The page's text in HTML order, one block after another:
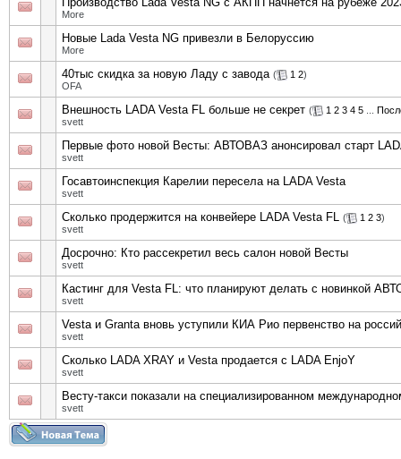
More
Новые Lada Vesta NG привезли в Белоруссию
More
40тыс скидка за новую Ладу с завода ( 1 2)
OFA
Внешность LADA Vesta FL больше не секрет ( 1 2 3 4 5
svett
Первые фото новой Весты: АВТОВАЗ анонсировал старт
svett
Госавтоинспекция Карелии пересела на LADA Vesta
svett
Сколько продержится на конвейере LADA Vesta FL ( 1 2 3)
svett
Досрочно: Кто рассекретил весь салон новой Весты
svett
Кастинг для Vesta FL: что планируют делать с новинкой
svett
Vesta и Granta вновь уступили КИА Рио первенство на
svett
Сколько LADA XRAY и Vesta продается с LADA EnjoY
svett
Весту-такси показали на специализированном
svett